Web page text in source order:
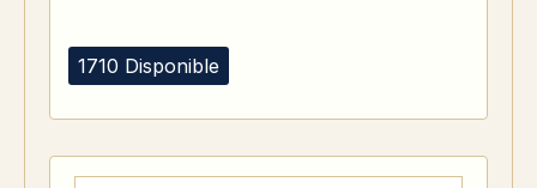
1710 Disponible